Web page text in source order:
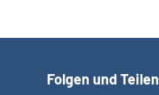
Folgen und Teilen